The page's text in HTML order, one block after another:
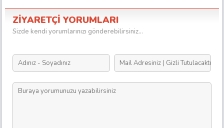
ZİYARETÇİ YORUMLARI
Sizde kendi yorumlarınızı gönderebilirsiniz...